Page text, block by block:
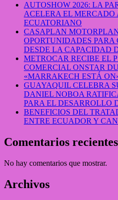
AUTOSHOW 2026: LA
ACELERA EL MERCADO
ECUATORIANO
CASAPLAN
OPORTUNIDADES PARA
DESDE LA CAPACIDAD
METROCAR RECIBE EL
COMERCIAL ONSTAR
«MARRAKECH ESTÁ
GUAYAQUIL CELEBRA
DANIEL NOBOA
PARA EL DESARROLLO
BENEFICIOS DEL
ENTRE ECUADOR Y
Comentarios recientes
No hay comentarios que mostrar.
Archivos